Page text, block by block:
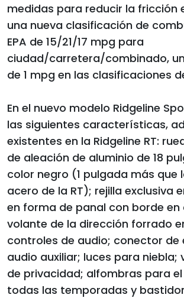
medidas para reducir la fricción
una nueva clasificación de
EPA de 15/21/17 mpg para
ciudad/carretera/combinado,
de 1 mpg en las clasificaciones
En el nuevo modelo Ridgeline
las siguientes características,
existentes en la Ridgeline RT:
de aleación de aluminio de 18
color negro (1 pulgada más que
acero de la RT); rejilla exclusiva
en forma de panal con borde en
volante de la dirección forrado
controles de audio; conector de
audio auxiliar; luces para niebla;
de privacidad; alfombras para
todas las temporadas y